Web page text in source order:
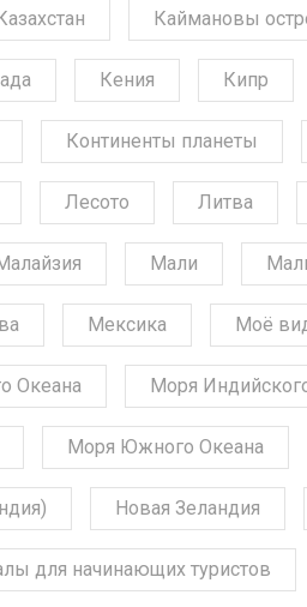
Казахстан Каймановы
Кения Кипр
Континенты планеты
Лесото Литва
Мали
Мексика Моё
Океана Моря
Моря Южного Океана
Новая Зеландия
для начинающих туристов